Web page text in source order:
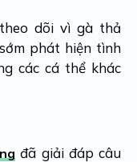
dõi vì gà thả
phát hiện tình
các cá thể khác
đã giải đáp câu